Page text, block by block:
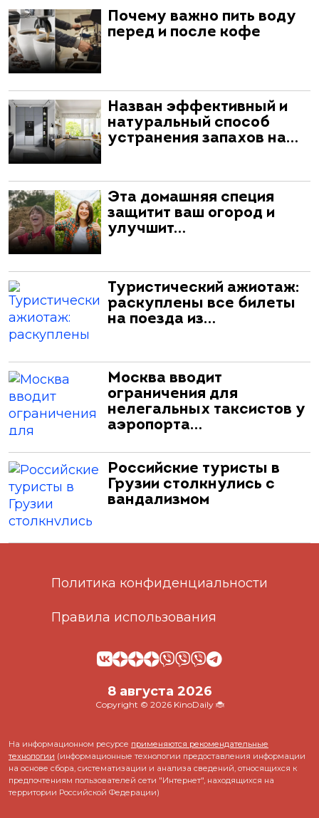
Почему важно пить воду
перед и после кофе
Назван эффективный и
натуральный способ
устранения запахов на…
Эта домашняя специя
защитит ваш огород и
улучшит…
Туристический ажиотаж:
раскуплены все билеты
на поезда из…
Москва вводит
ограничения для
нелегальных таксистов у
аэропорта…
Российские туристы в
Грузии столкнулись с
вандализмом
Политика конфиденциальности
Правила использования
8 августа 2026
Copyright © 2026 KinoDaily 🐞
На информационном ресурсе применяются рекомендательные
технологии (информационные технологии предоставления информации
на основе сбора, систематизации и анализа сведений, относящихся к
предпочтениям пользователей сети "Интернет", находящихся на
территории Российской Федерации)